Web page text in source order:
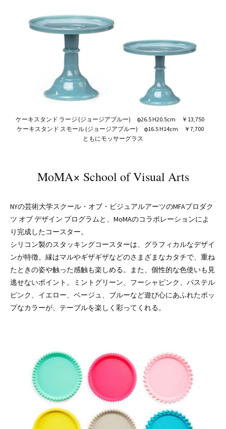
ケーキスタンド ラージ (ジョージアブルー) φ26.5 H20.5cm ￥13,750
ケーキスタンド スモール (ジョージアブルー) φ16.5 H14cm ￥7,700
ともにモッサーグラス
MoMA× School of Visual Arts
NYの芸術大学スクール・オブ・ビジュアルアーツのMFAプロダク
ツ オブ デザイン プログラムと、MoMAのコラボレーションによ
り完成したコースター。
シリコン製のスタッキングコースターは、グラフィカルなデザイ
ンが特徴。縁はマルやギザギザなどのさまざまなカタチで、重ね
たときの姿や触った感触も楽しめる。また、個性的な色使いも見
逃せないポイント。ミントグリーン、フーシャピンク、パステル
ピンク、イエロー、ベージュ、ブルーなど遊び心にあふれたポッ
プなカラーが、テーブルを楽しく彩ってくれる。